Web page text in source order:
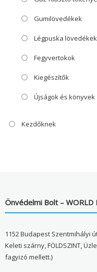
Gumilövedékek
Légpuska lövedékek
Fegyvertokok
Kiegészítők
Újságok és könyvek
Kezdőknek
Önvédelmi Bolt – WORLD
1152 Budapest Szentmihályi
Keleti szárny, FÖLDSZINT,
fagyizó mellett.)